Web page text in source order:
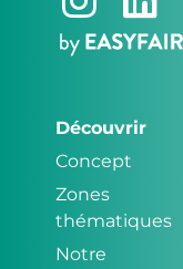
Découvrir
Concept
Zones
thématiques
Notre